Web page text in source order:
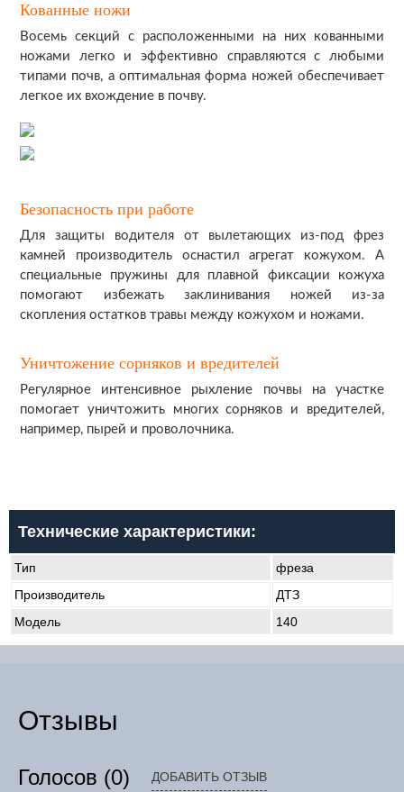
Кованные ножи
Восемь секций с расположенными на них кованными
ножами легко и эффективно справляются с любыми
типами почв, а оптимальная форма ножей обеспечивает
легкое их вхождение в почву.
Безопасность при работе
Для защиты водителя от вылетающих из-под фрез
камней производитель оснастил агрегат кожухом. А
специальные пружины для плавной фиксации кожуха
помогают избежать заклинивания ножей из-за
скопления остатков травы между кожухом и ножами.
Уничтожение сорняков и вредителей
Регулярное интенсивное рыхление почвы на участке
помогает уничтожить многих сорняков и вредителей,
например, пырей и проволочника.
Технические характеристики:
Тип
фреза
Производитель
ДТЗ
Модель
140
Отзывы
Голосов (0) ДОБАВИТЬ ОТЗЫВ